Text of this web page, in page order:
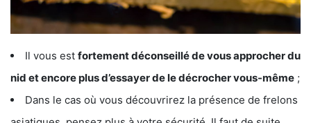
Il vous est fortement déconseillé de vous approcher du
nid et encore plus d’essayer de le décrocher vous-même ;
Dans le cas où vous découvrirez la présence de frelons